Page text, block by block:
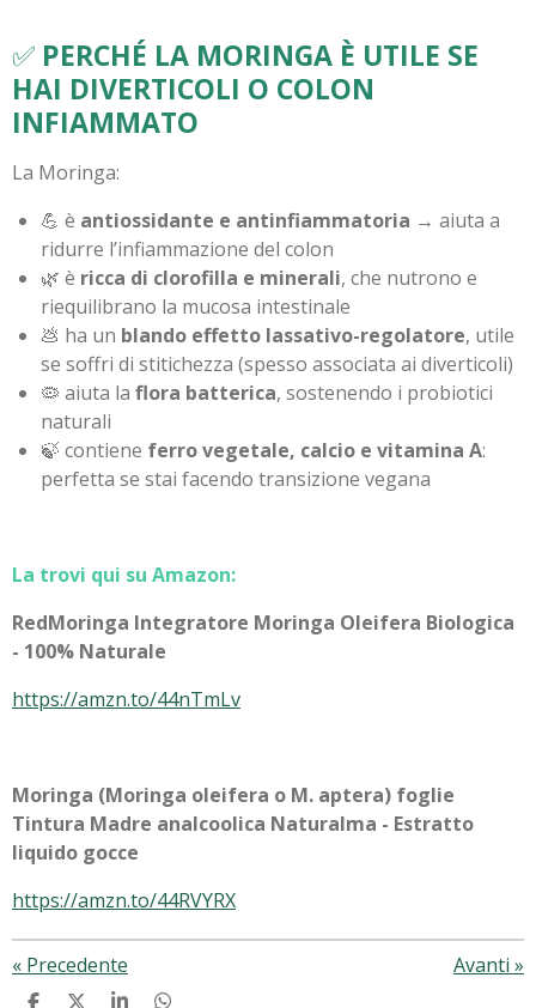
✅ PERCHÉ LA MORINGA È UTILE SE
HAI DIVERTICOLI O COLON
INFIAMMATO
La Moringa:
💪 è antiossidante e antinfiammatoria → aiuta a
ridurre l’infiammazione del colon
🌿 è ricca di clorofilla e minerali, che nutrono e
riequilibrano la mucosa intestinale
💩 ha un blando effetto lassativo-regolatore, utile
se soffri di stitichezza (spesso associata ai diverticoli)
🦠 aiuta la flora batterica, sostenendo i probiotici
naturali
🍃 contiene ferro vegetale, calcio e vitamina A:
perfetta se stai facendo transizione vegana
La trovi qui su Amazon:
RedMoringa Integratore Moringa Oleifera Biologica
- 100% Naturale
https://amzn.to/44nTmLv
Moringa (Moringa oleifera o M. aptera) foglie
Tintura Madre analcoolica Naturalma - Estratto
liquido gocce
https://amzn.to/44RVYRX
« Precedente Avanti »